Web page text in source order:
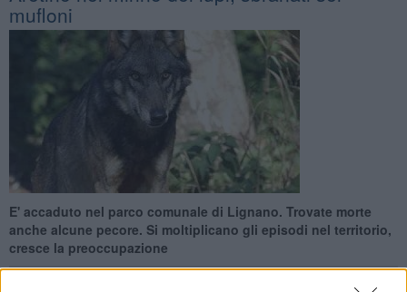
mufloni
E' accaduto nel parco comunale di Lignano. Trovate morte
anche alcune pecore. Si moltiplicano gli episodi nel territorio,
cresce la preoccupazione